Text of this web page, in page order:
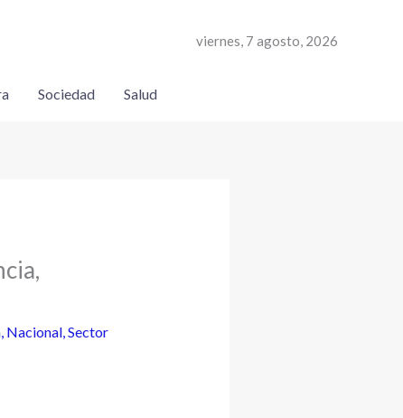
viernes, 7 agosto, 2026
Sociedad Salud
, Nacional,Sector